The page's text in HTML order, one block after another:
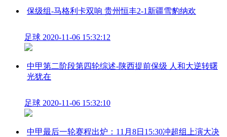
保级组-马格利卡双响 贵州恒丰2-1新疆雪豹纳欢
足球 2020-11-06 15:32:12
中甲第二阶段第四轮综述-陕西提前保级 人和大逆转曙
光犹在
足球 2020-11-06 15:32:10
中甲最后一轮赛程出炉：11月8日15:30冲超组上演大决